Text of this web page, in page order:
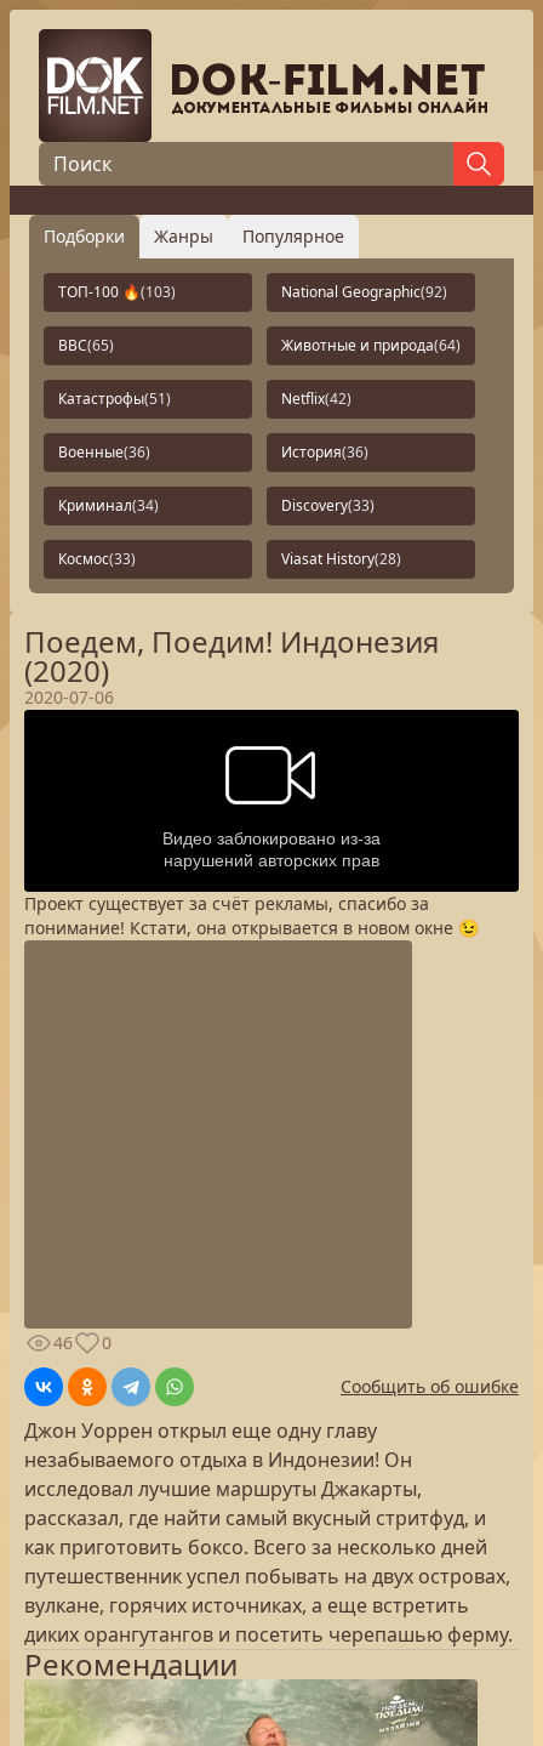
Подборки Жанры Популярное
ТОП-100 🔥(103) National Geographic(92)
BBC(65) Животные и природа(64)
Катастрофы(51) Netflix(42)
Военные(36) История(36)
Криминал(34) Discovery(33)
Космос(33) Viasat History(28)
Поедем, Поедим! Индонезия
(2020)
2020-07-06
Проект существует за счёт рекламы, спасибо за
понимание! Кстати, она открывается в новом окне 😉
46
0
Сообщить об ошибке
Джон Уоррен открыл еще одну главу
незабываемого отдыха в Индонезии! Он
исследовал лучшие маршруты Джакарты,
рассказал, где найти самый вкусный стритфуд, и
как приготовить боксо. Всего за несколько дней
путешественник успел побывать на двух островах,
вулкане, горячих источниках, а еще встретить
диких орангутангов и посетить черепашью ферму.
Рекомендации